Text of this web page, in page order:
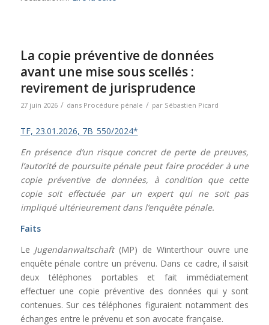
La copie préventive de données
avant une mise sous scellés :
revirement de jurisprudence
27 juin 2026 / dans Procédure pénale / par Sébastien Picard
TF, 23.01.2026, 7B_550/2024*
En présence d’un risque concret de perte de preuves,
l’autorité de poursuite pénale peut faire procéder à une
copie préventive de données, à condition que cette
copie soit effectuée par un expert qui ne soit pas
impliqué ultérieurement dans l’enquête pénale.
Faits
Le Jugendanwaltschaft (MP) de Winterthour ouvre une
enquête pénale contre un prévenu. Dans ce cadre, il saisit
deux téléphones portables et fait immédiatement
effectuer une copie préventive des données qui y sont
contenues. Sur ces téléphones figuraient notamment des
échanges entre le prévenu et son avocate française.